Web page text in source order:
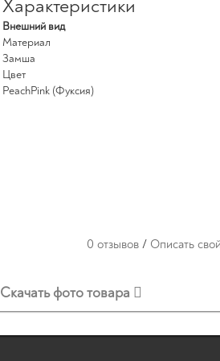
Характеристики
Внешний вид
Материал
Замша
Цвет
PeachPink (Фуксия)
0 отзывов / Описать
Скачать фото товара